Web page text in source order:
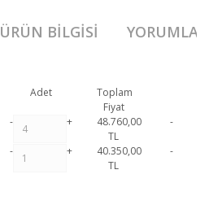
ÜRÜN BILGISI YORUMLAR
Adet
Toplam
Fiyat
- +
48.760,00
TL
-
- +
40.350,00
TL
-